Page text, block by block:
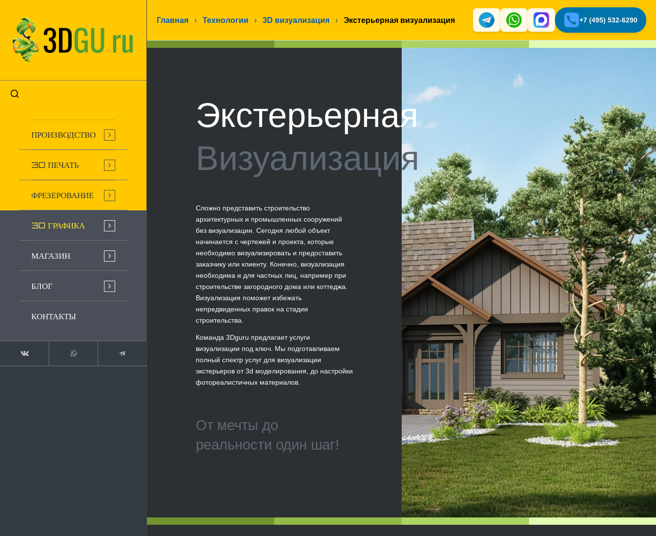
ПРОИЗВОДСТВО
3D ПЕЧАТЬ
ФРЕЗЕРОВАНИЕ
3D ГРАФИКА
МАГАЗИН
БЛОГ
КОНТАКТЫ
Главная › Технологии › 3D визуализация › Экстерьерная визуализация +7 (495) 532-6290
Экстерьерная
Визуализация
Сложно представить строительство
архитектурных и промышленных сооружений
без визуализации. Сегодня любой объект
начинается с чертежей и проекта, которые
необходимо визуализировать и предоставить
заказчику или клиенту. Конечно, визуализация
необходима и для частных лиц, например при
строительстве загородного дома или коттеджа.
Визуализация поможет избежать
непредвиденных правок на стадии
строительства.
Команда 3Dguru предлагает услуги
визуализации под ключ. Мы подготавливаем
полный спектр услуг для визуализации
экстерьеров от 3d моделирования, до настройки
фотореалистичных материалов.
От мечты до
реальности один шаг!